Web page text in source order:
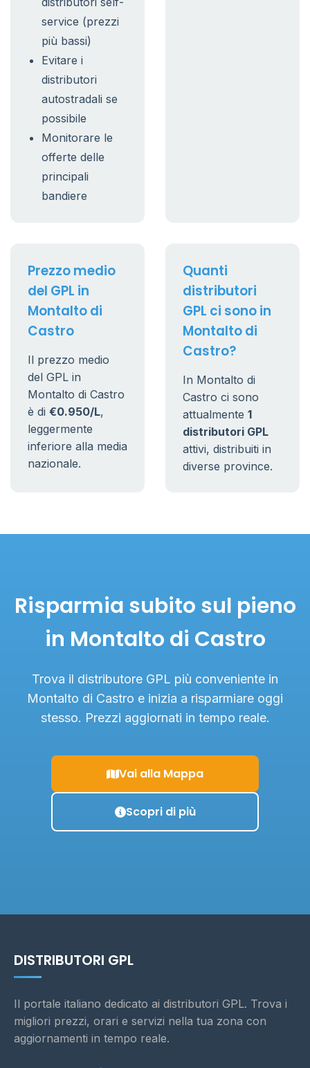
service (prezzi
più bassi)
Evitare i
distributori
autostradali se
possibile
Monitorare le
offerte delle
principali
bandiere
Prezzo medio
del GPL in
Montalto di
Castro
Il prezzo medio
del GPL in
Montalto di Castro
è di €0.950/L,
leggermente
inferiore alla media
nazionale.
Quanti
distributori
GPL ci sono in
Montalto di
Castro?
In Montalto di
Castro ci sono
attualmente 1
distributori GPL
attivi, distribuiti in
diverse province.
Risparmia subito sul pieno
in Montalto di Castro
Trova il distributore GPL più conveniente in
Montalto di Castro e inizia a risparmiare oggi
stesso. Prezzi aggiornati in tempo reale.
Vai alla Mappa
Scopri di più
DISTRIBUTORI GPL
Il portale italiano dedicato ai distributori GPL. Trova i
migliori prezzi, orari e servizi nella tua zona con
aggiornamenti in tempo reale.